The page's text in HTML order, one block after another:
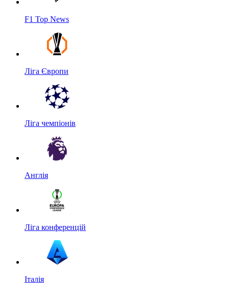
F1 Top News
Ліга Європи
Ліга чемпіонів
Англія
Ліга конференцій
Італія